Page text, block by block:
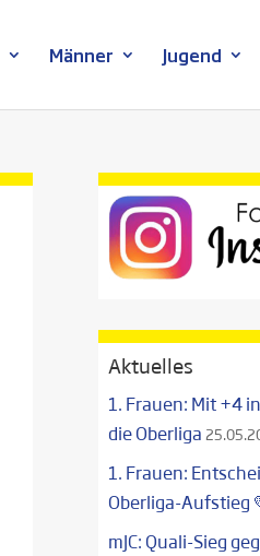
Männer Jugend
Aktuelles
1. Frauen: Mit +4
die Oberliga
1. Frauen:
Oberliga-Aufstieg
mJC: Quali-Sieg